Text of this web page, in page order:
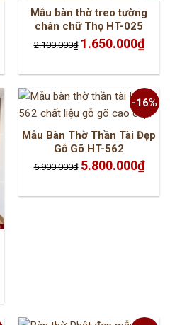
Mẫu bàn thờ treo tường
chân chữ Thọ HT-025
2.100.000₫ Giá
gốc
1.650.000₫Giá
hiện
-16%
Mẫu Bàn Thờ Thần Tài Đẹp
Gỗ Gõ HT-562
6.900.000₫ Giá
gốc
5.800.000₫Giá
hiện